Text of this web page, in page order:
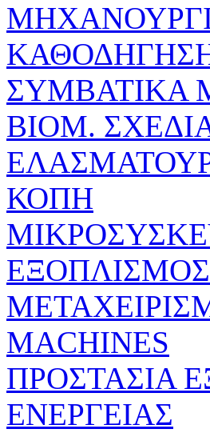
ΣΥΜΒΑΤΙΚΑ
ΒΙΟΜ.
ΚΟΠΗ
MACHINES
ΠΡΟΣΤΑΣΙΑ
ΕΝΕΡΓΕΙΑΣ